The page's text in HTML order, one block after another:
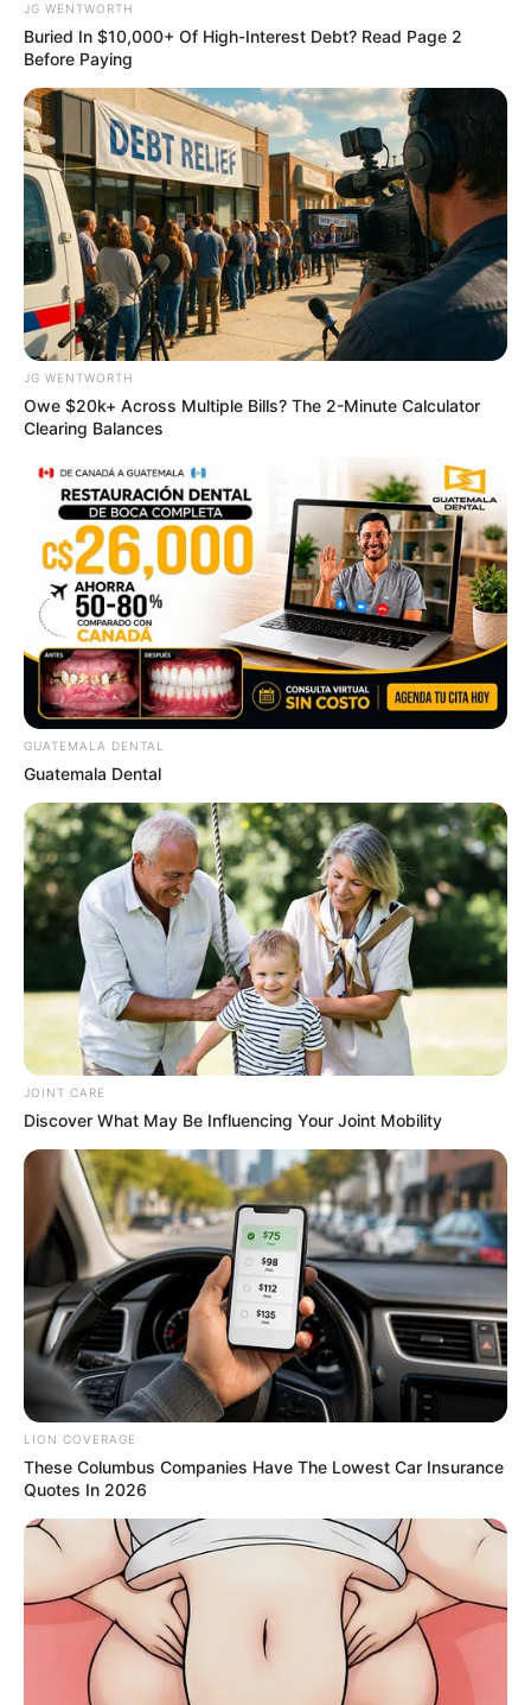
เรื่องอื่นๆ ที่น่าสนใจ
ดวงรายวัน 13 กันยายน 2565
13 ก.ย. 2022
ดวงรายวัน 12 กันยายน 2565
12 ก.ย. 2022
ดวงรายวัน 10 กันยายน 2565
10 ก.ย. 2022
ดวงรายวัน 9 กันยายน 2565
9 ก.ย. 2022
JG WENTWORTH
Buried In $10,000+ Of High-Interest Debt? Read Page 2
Before Paying
JG WENTWORTH
Owe $20k+ Across Multiple Bills? The 2-Minute Calculator
Clearing Balances
GUATEMALA DENTAL
Guatemala Dental
JOINT CARE
Discover What May Be Influencing Your Joint Mobility
LION COVERAGE
These Columbus Companies Have The Lowest Car Insurance
Quotes In 2026